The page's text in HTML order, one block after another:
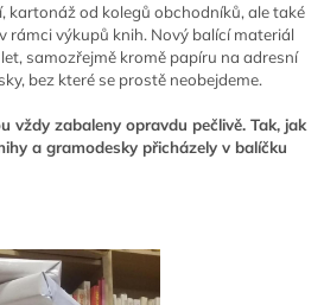
kartonáž od kolegů obchodníků, ale také
rámci výkupů knih. Nový balící materiál
samozřejmě kromě papíru na adresní
bez které se prostě neobejdeme.
vždy zabaleny opravdu pečlivě. Tak, jak
a gramodesky přicházely v balíčku